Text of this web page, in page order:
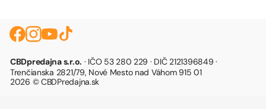
CBDpredajna s.r.o. · IČO 53 280 229 · DIČ 2121396849 ·
Trenčianska 2821/79, Nové Mesto nad Váhom 915 01
2026 © CBDPredajna.sk